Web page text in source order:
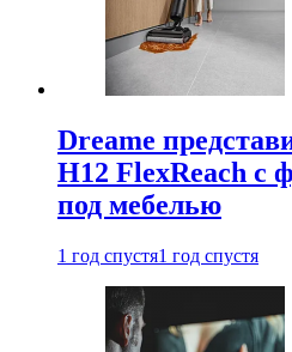
Dreame
H12 FlexReach с
под мебелью
1 год спустя1 год спустя